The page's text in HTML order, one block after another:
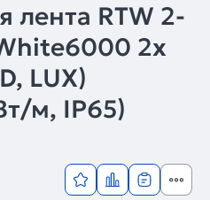
лента RTW 2-
2x
LUX)
м, IP65)